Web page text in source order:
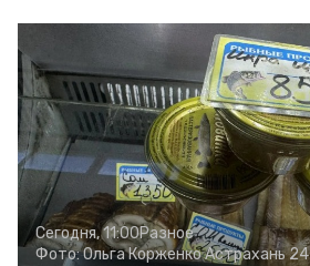
Сегодня, 11:00Разное
Фото:Ольга КорженкоАстрахань 24